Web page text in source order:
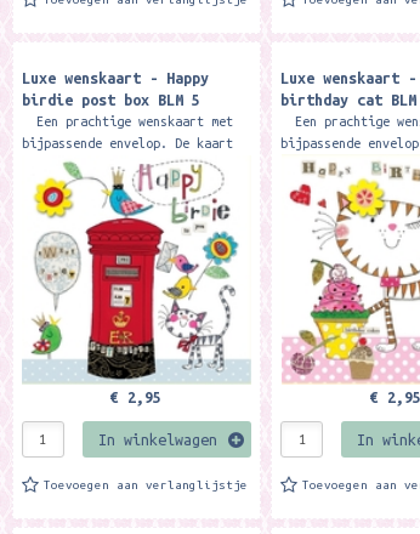
Luxe wenskaart - Happy
birdie post box BLM 5
Een prachtige wenskaart met
bijpassende envelop. De kaart
is mooi bewerkt met glitters en
een 3D bloem. Formaat: 14,9 x
14,9 cm. Merk:...
€ 2,95
In winkelwagen
Toevoegen aan verlanglijstje
Luxe wenskaart -
birthday cat
Een prachtige
bijpassende
is mooi bewerkt
een 3D bloem.
14,9 cm. Merk:...
€ 2,95
In
Toevoegen aan